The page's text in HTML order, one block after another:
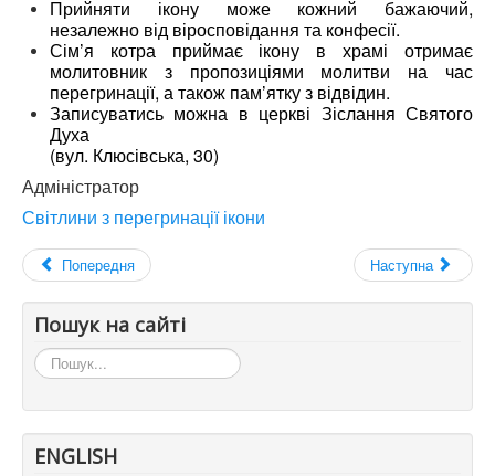
Прийняти ікону може кожний бажаючий,
незалежно від віросповідання та конфесії.
Сім’я котра приймає ікону в храмі отримає
молитовник з пропозиціями молитви на час
перегринації, а також пам’ятку з відвідин.
Записуватись можна в церкві Зіслання Святого
Духа
(вул. Клюсівська, 30)
Адміністратор
Світлини з перегринації ікони
Попередня Наступна
Пошук на сайті
Пошук...
ENGLISH